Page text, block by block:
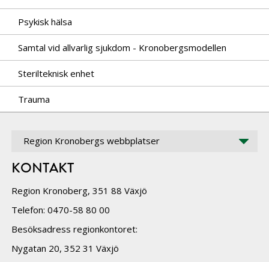
Psykisk hälsa
Samtal vid allvarlig sjukdom - Kronobergsmodellen
Sterilteknisk enhet
Trauma
Region Kronobergs webbplatser
KONTAKT
Region Kronoberg, 351 88 Växjö
Telefon: 0470-58 80 00
Besöksadress regionkontoret:
Nygatan 20, 352 31 Växjö